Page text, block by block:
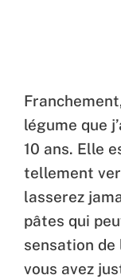
légume que
10 ans. Elle
tellement
lasserez
pâtes qui
sensation de
vous avez